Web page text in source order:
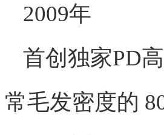
2009年
首创独家PD
常毛发密度的